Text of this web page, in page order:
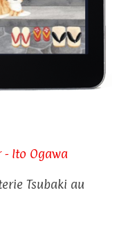
- Ito Ogawa
Tsubaki au